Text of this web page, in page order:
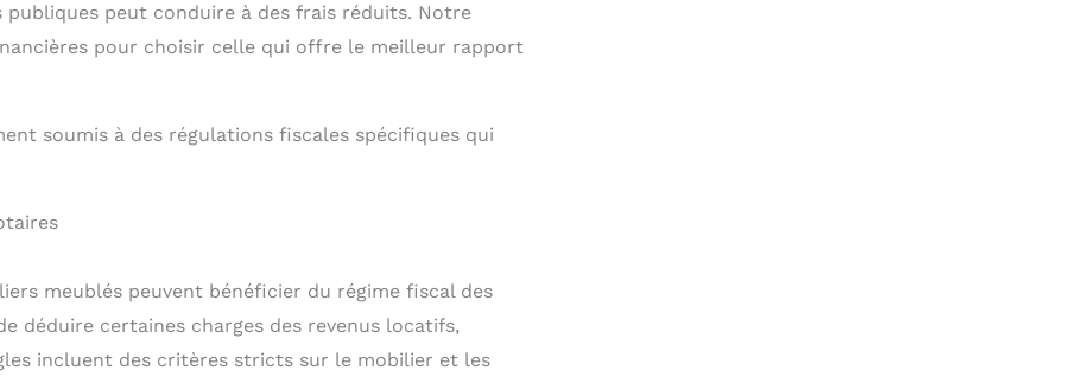
publiques peut conduire à des frais réduits. Notre
pour choisir celle qui offre le meilleur rapport
soumis à des régulations fiscales spécifiques qui
meublés peuvent bénéficier du régime fiscal des
déduire certaines charges des revenus locatifs,
incluent des critères stricts sur le mobilier et les